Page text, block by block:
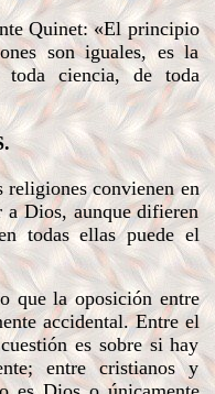
Quinet: «El principio
son iguales, es la
ciencia, de toda
convienen en
a Dios, aunque difieren
todas ellas puede el
que la oposición entre
accidental. Entre el
es sobre si hay
entre cristianos y